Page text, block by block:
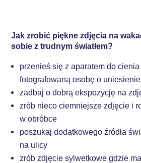
Jak zrobić piękne zdjęcia na
sobie z trudnym światłem?
przenieś się z aparatem do
fotografowaną osobę o
zadbaj o dobrą ekspozycję na
zrób nieco ciemniejsze zdjęcie i
w obróbce
poszukaj dodatkowego źródła
na ulicy
zrób zdjęcie sylwetkowe gdzie